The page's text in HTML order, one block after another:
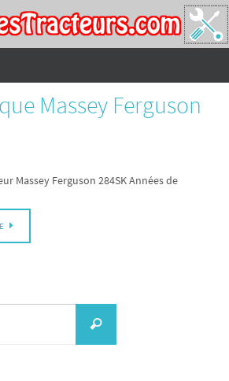
Massey Ferguson
Massey Ferguson 284SK Années de
Recherche